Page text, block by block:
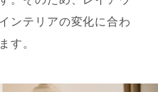
ンテリアの変化に合わ
す。